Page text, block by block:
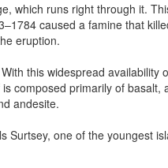
runs right through it.
caused a famine that
eruption.
this widespread availability
primarily of
andesite.
one of the youngest